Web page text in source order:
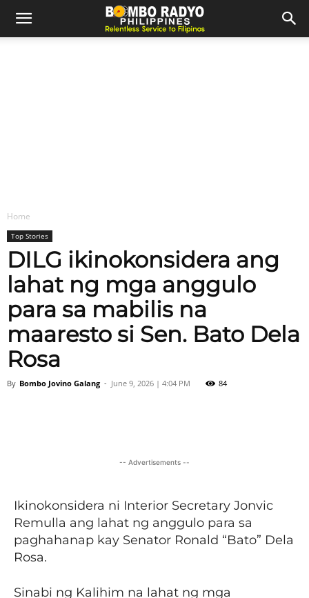
Home
Top Stories
DILG ikinokonsidera ang
lahat ng mga anggulo
para sa mabilis na
maaresto si Sen. Bato Dela
Rosa
By Bombo Jovino Galang - June 9, 2026 | 4:04 PM 84
-- Advertisements --
Ikinokonsidera ni Interior Secretary Jonvic
Remulla ang lahat ng anggulo para sa
paghahanap kay Senator Ronald “Bato” Dela
Rosa.
Sinabi ng Kalihim na lahat ng mga